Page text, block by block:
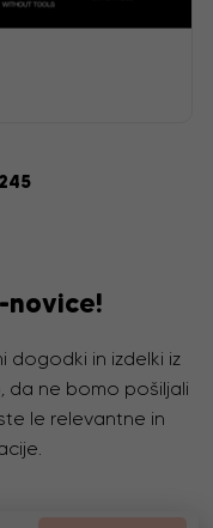
novice!
dogodki in izdelki iz
da ne bomo pošiljali
le relevantne in